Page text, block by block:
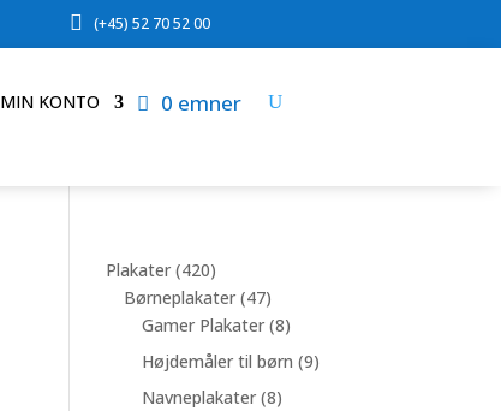
 (+45) 52 70 52 00
MIN KONTO 0 emner
Plakater 420420
varer
Børneplakater 4747
varer
Gamer Plakater 88
varer
Højdemåler til børn 99
Navneplakater 88